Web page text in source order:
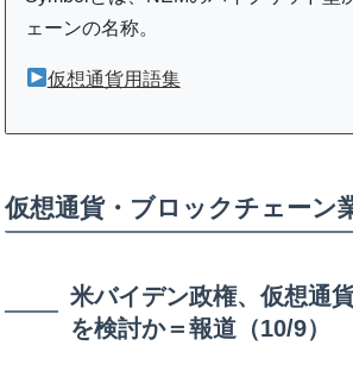
ェーンの名称。
仮想通貨用語集
仮想通貨・ブロックチェーン
米バイデン政権、仮想通
を検討か＝報道（10/9）